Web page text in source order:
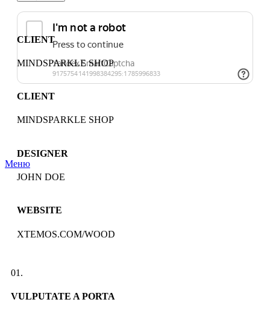
Нажимая на кнопку «Отправить», Вы даете согласие на
условиямиПолитики конфиденциальности
Меню
CLIENT
MINDSPARKLE SHOP
CLIENT
MINDSPARKLE SHOP
DESIGNER
JOHN DOE
WEBSITE
XTEMOS.COM/WOOD
01.
VULPUTATE A PORTA